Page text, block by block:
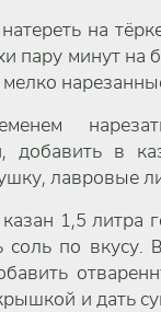
на
пару минут на
мелко
добавить в
лавровые
1,5 литра
соль по вкусу.
и дать